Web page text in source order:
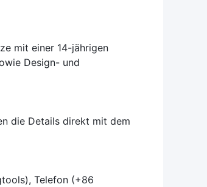
mit einer 14-jährigen
Design- und
die Details direkt mit dem
Telefon (+86